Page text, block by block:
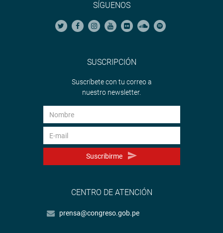
SÍGUENOS
SUSCRIPCIÓN
Suscríbete con tu correo a
nuestro newsletter.
Suscribirme
CENTRO DE ATENCIÓN
prensa@congreso.gob.pe